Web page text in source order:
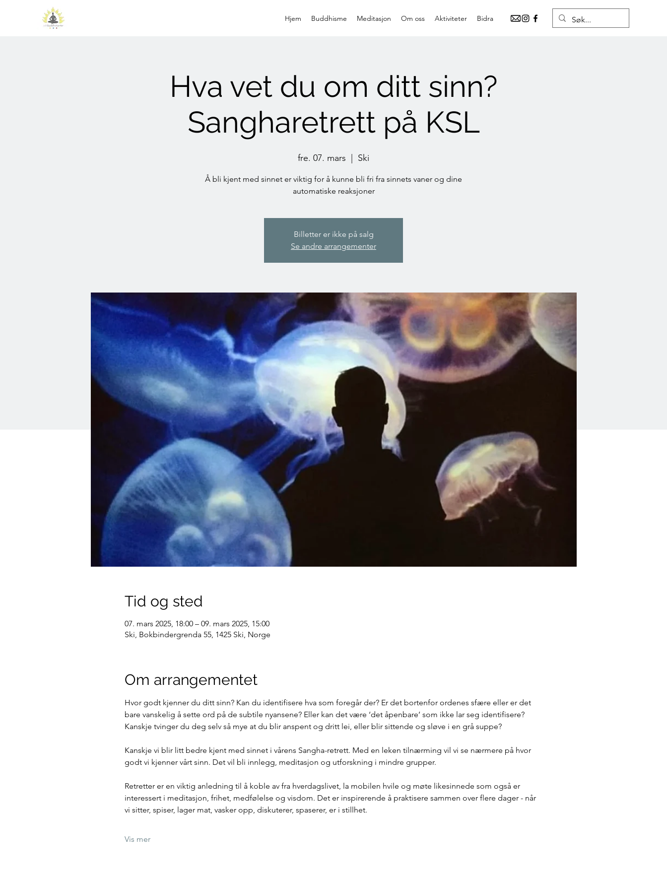
Hjem Buddhisme Meditasjon Om oss Aktiviteter Bidra
Hva vet du om ditt sinn?
Sangharetrett på KSL
fre. 07. mars Ski
Å bli kjent med sinnet er viktig for å kunne bli fri fra sinnets vaner og dine
automatiske reaksjoner
Billetter er ikke på salg
Se andre arrangementer
Tid og sted
07. mars 2025, 18:00 – 09. mars 2025, 15:00
Ski, Bokbindergrenda 55, 1425 Ski, Norge
Om arrangementet
Hvor godt kjenner du ditt sinn? Kan du identifisere hva som foregår der? Er det bortenfor ordenes sfære eller er det
bare vanskelig å sette ord på de subtile nyansene? Eller kan det være ‘det åpenbare’ som ikke lar seg identifisere?
Kanskje tvinger du deg selv så mye at du blir anspent og dritt lei, eller blir sittende og sløve i en grå suppe?
Kanskje vi blir litt bedre kjent med sinnet i vårens Sangha-retrett. Med en leken tilnærming vil vi se nærmere på hvor
godt vi kjenner vårt sinn. Det vil bli innlegg, meditasjon og utforskning i mindre grupper.
Retretter er en viktig anledning til å koble av fra hverdagslivet, la mobilen hvile og møte likesinnede som også er
interessert i meditasjon, frihet, medfølelse og visdom. Det er inspirerende å praktisere sammen over flere dager - når
vi sitter, spiser, lager mat, vasker opp, diskuterer, spaserer, er i stillhet.
Vis mer